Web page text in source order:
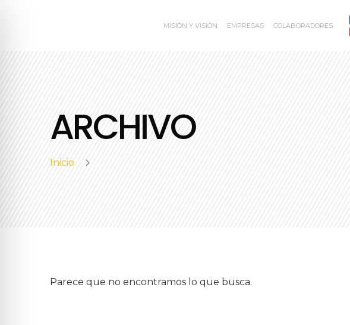
MISIÓN Y VISIÓN EMPRESAS COLABORADORES
ARCHIVO
Inicio
Parece que no encontramos lo que busca.